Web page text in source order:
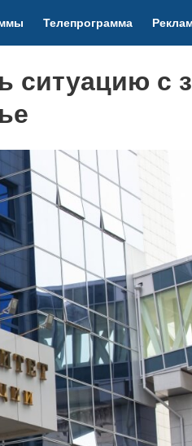
Телепрограмма
ситуацию с